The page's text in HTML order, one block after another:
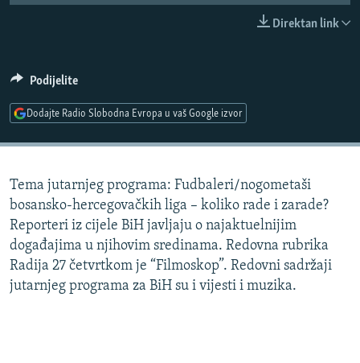
SPECIJALI RSE
VIŠE OD NASLOVA
TV LIBERTY
POST SCRIPTUM
MOJA EVROPA
TRI DECENIJE OD RATA U BIH
PRATITE NAS
Sve RFE/RL stranice
Direktan link
Podijelite
Dodajte Radio Slobodna Evropa u vaš Google izvor
Tema jutarnjeg programa: Fudbaleri/nogometaši
bosansko-hercegovačkih liga – koliko rade i zarade?
Reporteri iz cijele BiH javljaju o najaktuelnijim
događajima u njihovim sredinama. Redovna rubrika
Radija 27 četvrtkom je “Filmoskop”. Redovni sadržaji
jutarnjeg programa za BiH su i vijesti i muzika.